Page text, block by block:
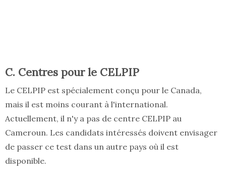
C. Centres pour le CELPIP
Le CELPIP est spécialement conçu pour le Canada,
mais il est moins courant à l'international.
Actuellement, il n'y a pas de centre CELPIP au
Cameroun. Les candidats intéressés doivent envisager
de passer ce test dans un autre pays où il est
disponible.